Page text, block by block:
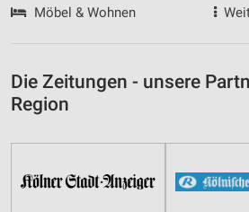
Möbel & Wohnen
Die Zeitungen - unsere
Region